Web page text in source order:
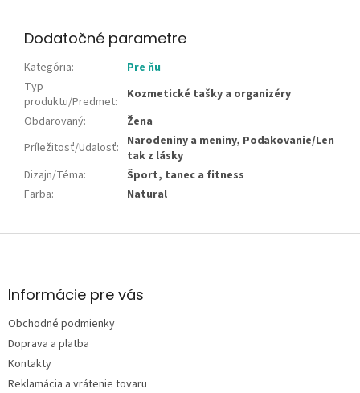
Dodatočné parametre
Kategória:
Pre ňu
Typ
produktu/Predmet:
Kozmetické tašky a organizéry
Obdarovaný:
Žena
Príležitosť/Udalosť: Narodeniny a meniny, Poďakovanie/Len
tak z lásky
Dizajn/Téma:
Šport, tanec a fitness
Farba: Natural
Z
ä
e
Informácie pre vás
Obchodné podmienky
Doprava a platba
Kontakty
Reklamácia a vrátenie tovaru